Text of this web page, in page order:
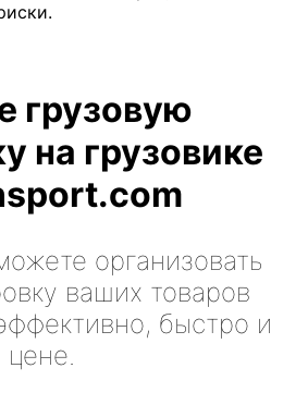
грузовую
на грузовике
организовать
ваших товаров
быстро и